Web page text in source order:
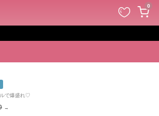
0
で爆盛れ♡
→
ジト
ップ